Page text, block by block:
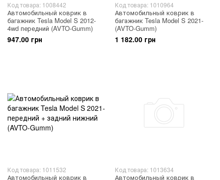
Код товара: 1008442
Автомобильный коврик в
багажник Tesla Model S 2012-
4wd передний (AVTO-Gumm)
947.00 грн
Код товара: 1010964
Автомобильный коврик в
багажник Tesla Model S 2021-
(AVTO-Gumm)
1 182.00 грн
Код товара: 1011532
Автомобильный коврик в
Код товара: 1013634
Автомобильный коврик в